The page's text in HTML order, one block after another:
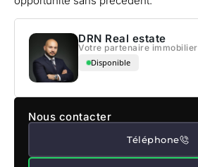
DRN Real estate
Votre partenaire immobilier
Disponible
Nous contacter
Téléphone